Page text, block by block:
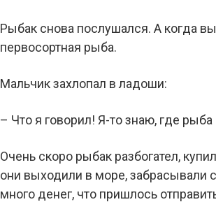
Рыбак снова послушался. А когда
первосортная рыба.
Мальчик захлопал в ладоши:
– Что я говорил! Я-то знаю, где рыба
Очень скоро рыбак разбогател,
они выходили в море, забрасывали
много денег, что пришлось